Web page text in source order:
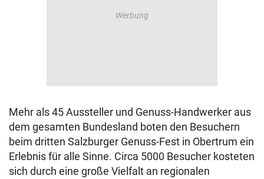
Mehr als 45 Aussteller und Genuss-Handwerker aus
dem gesamten Bundesland boten den Besuchern
beim dritten Salzburger Genuss-Fest in Obertrum ein
Erlebnis für alle Sinne. Circa 5000 Besucher kosteten
sich durch eine große Vielfalt an regionalen